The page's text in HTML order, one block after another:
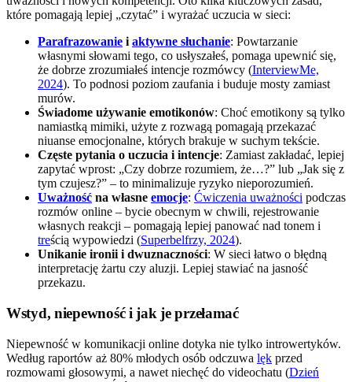
które pomagają lepiej „czytać” i wyrażać uczucia w sieci:
Parafrazowanie i aktywne słuchanie: Powtarzanie
własnymi słowami tego, co usłyszałeś, pomaga upewnić się,
że dobrze zrozumiałeś intencje rozmówcy (InterviewMe,
2024). To podnosi poziom zaufania i buduje mosty zamiast
murów.
Świadome używanie emotikonów: Choć emotikony są tylko
namiastką mimiki, użyte z rozwagą pomagają przekazać
niuanse emocjonalne, których brakuje w suchym tekście.
Częste pytania o uczucia i intencje: Zamiast zakładać, lepiej
zapytać wprost: „Czy dobrze rozumiem, że…?” lub „Jak się z
tym czujesz?” – to minimalizuje ryzyko nieporozumień.
Uważność na własne emocje: Ćwiczenia uważności podczas
rozmów online – bycie obecnym w chwili, rejestrowanie
własnych reakcji – pomagają lepiej panować nad tonem i
treścią wypowiedzi (Superbelfrzy, 2024).
Unikanie ironii i dwuznaczności: W sieci łatwo o błędną
interpretację żartu czy aluzji. Lepiej stawiać na jasność
przekazu.
Wstyd, niepewność i jak je przełamać
Niepewność w komunikacji online dotyka nie tylko introwertyków.
Według raportów aż 80% młodych osób odczuwa lęk przed
rozmowami głosowymi, a nawet niechęć do videochatu (Dzień